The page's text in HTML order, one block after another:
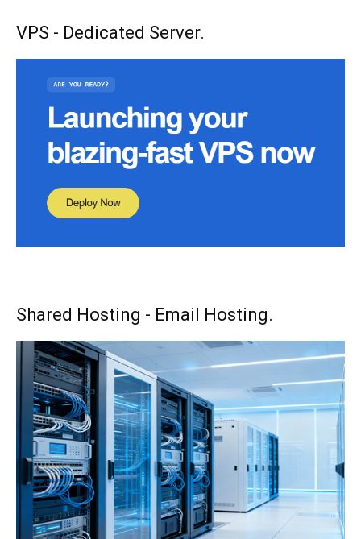
VPS - Dedicated Server.
Shared Hosting - Email Hosting.